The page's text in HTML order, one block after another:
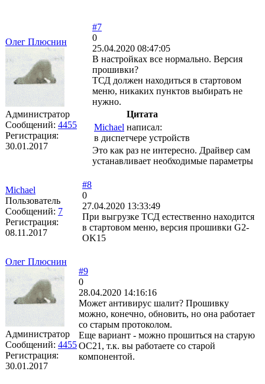
Олег Плюснин
Администратор
Сообщений: 4455
Регистрация:
30.01.2017
#7
0
25.04.2020 08:47:05
В настройках все нормально. Версия
прошивки?
ТСД должен находиться в стартовом
меню, никаких пунктов выбирать не
нужно.
Цитата
Michael написал:
в диспетчере устройств
Это как раз не интересно. Драйвер сам
устанавливает необходимые параметры
Michael
Пользователь
Сообщений: 7
Регистрация:
08.11.2017
#8
0
27.04.2020 13:33:49
При выгрузке ТСД естественно находится
в стартовом меню, версия прошивки G2-
OK15
Олег Плюснин
Администратор
Сообщений: 4455
Регистрация:
30.01.2017
#9
0
28.04.2020 14:16:16
Может антивирус шалит? Прошивку
можно, конечно, обновить, но она работает
со старым протоколом.
Еще вариант - можно прошиться на старую
OC21, т.к. вы работаете со старой
компонентой.